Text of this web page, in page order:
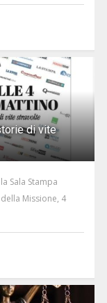
di vite
Sala Stampa
Missione, 4